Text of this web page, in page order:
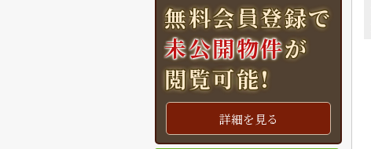
無料会員登録で
未公開物件が
閲覧可能!
詳細を見る